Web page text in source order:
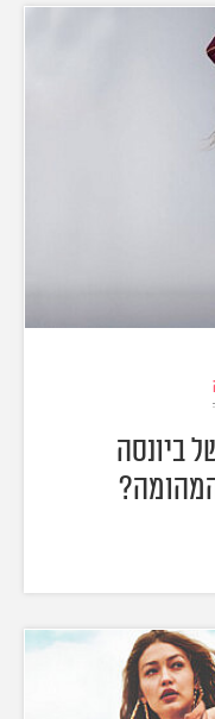
ביונסה